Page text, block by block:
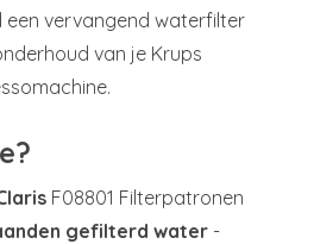
een vervangend waterfilter
van je Krups
F08801 Filterpatronen
gefilterd water -